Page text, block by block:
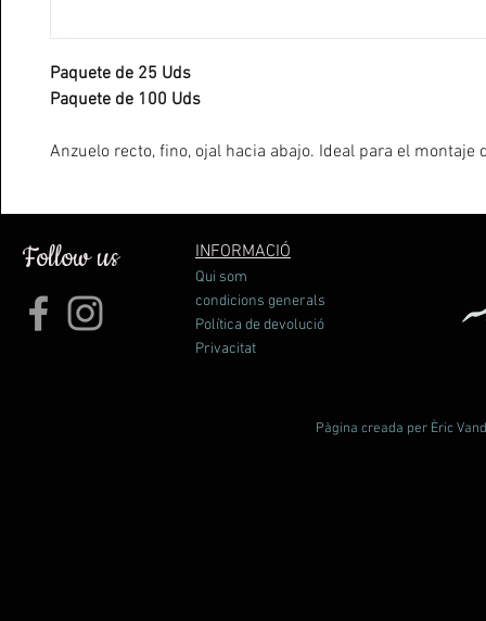
Paquete de 25 Uds
Paquete de 100 Uds
Anzuelo recto, fino, ojal hacia abajo. Ideal para el montaje
Follow us INFORMACIÓ
Qui som
condicions generals
Política de devolució
Privacitat
Pàgina creada per Èric